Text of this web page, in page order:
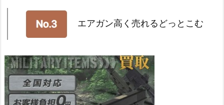
エアガン高く売れるどっとこむ